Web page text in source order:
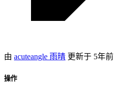
由 acuteangle 雨晴 更新于 5年前
操作